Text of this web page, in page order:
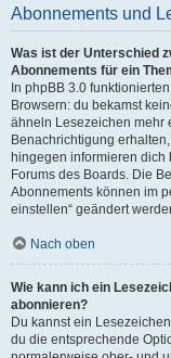
Abonnements und
Was ist der Unterschied
Abonnements für ein
In phpBB 3.0
Browsern: du bekamst
ähneln Lesezeichen mehr
Benachrichtigung
hingegen informieren
Forums des Boards. Die
Abonnements können im
einstellen“ geändert
Nach oben
Wie kann ich ein
abonnieren?
Du kannst ein
du die entsprechende